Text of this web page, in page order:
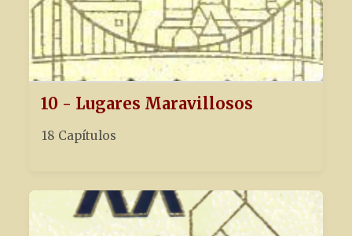
10 - Lugares Maravillosos
18 Capítulos